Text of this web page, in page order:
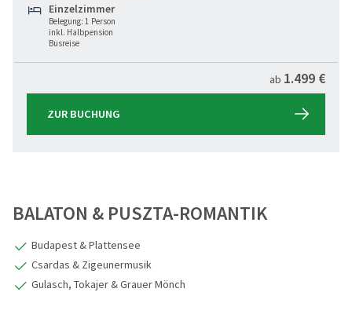
Einzelzimmer
Belegung: 1 Person
inkl. Halbpension
Busreise
ab 1.499 €
ZUR BUCHUNG
BALATON & PUSZTA-ROMANTIK
Budapest & Plattensee
Csardas & Zigeunermusik
Gulasch, Tokajer & Grauer Mönch